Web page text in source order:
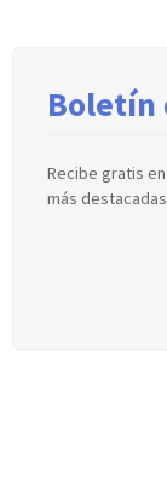
Recibe gratis
más